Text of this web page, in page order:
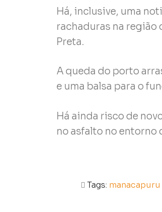
Há, inclusive, uma
rachaduras na região
Preta.
A queda do porto
e uma balsa para o
Há ainda risco de
no asfalto no entorno
Tags: manacapuru